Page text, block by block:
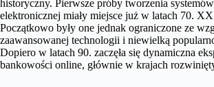
historyczny. Pierwsze próby tworzenia
elektronicznej miały miejsce już w latach 70.
Początkowo były one jednak ograniczone ze
zaawansowanej technologii i niewielką
Dopiero w latach 90. zaczęła się dynamiczna
bankowości online, głównie w krajach